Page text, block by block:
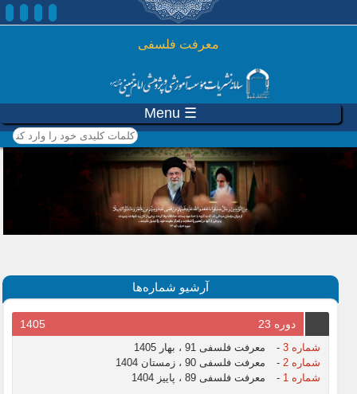
رفتن به محتوای اصلی
معرفت فلسفی
☰ Menu
کلمات کلیدی خود را وارد
کنید
آرشیو شماره‌ها
دوره 23 1405
شماره 3 -
معرفت فلسفی 91 ، بهار 1405
شماره 2
-
معرفت فلسفی 90 ، زمستان 1404
شماره 1
- معرفت فلسفی 89 ، پاییز 1404